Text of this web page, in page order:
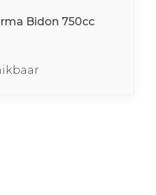
Bidon 750cc